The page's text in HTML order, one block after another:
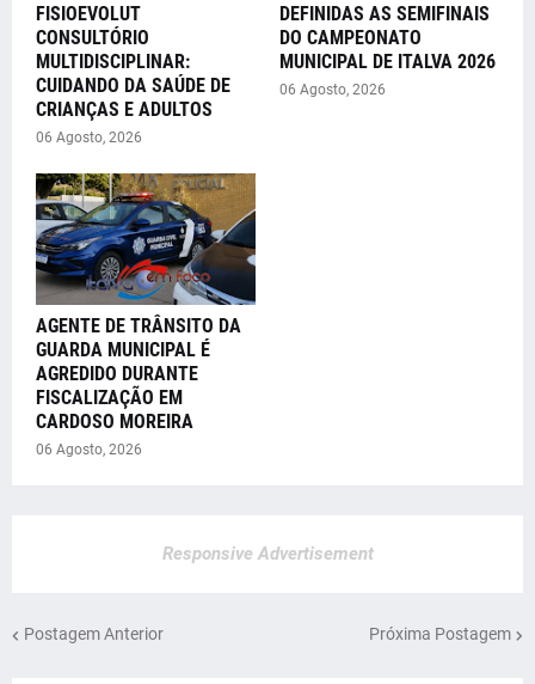
FISIOEVOLUT
CONSULTÓRIO
MULTIDISCIPLINAR:
CUIDANDO DA SAÚDE DE
CRIANÇAS E ADULTOS
06 Agosto, 2026
DEFINIDAS AS SEMIFINAIS
DO CAMPEONATO
MUNICIPAL DE ITALVA 2026
06 Agosto, 2026
AGENTE DE TRÂNSITO DA
GUARDA MUNICIPAL É
AGREDIDO DURANTE
FISCALIZAÇÃO EM
CARDOSO MOREIRA
06 Agosto, 2026
Responsive Advertisement
Postagem Anterior Próxima Postagem